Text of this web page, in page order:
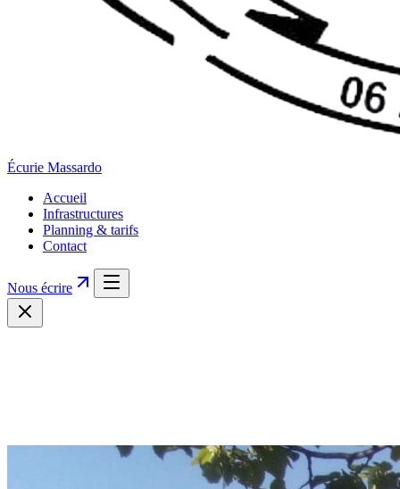
Écurie Massardo
Accueil
Infrastructures
Planning & tarifs
Contact
Nous écrire